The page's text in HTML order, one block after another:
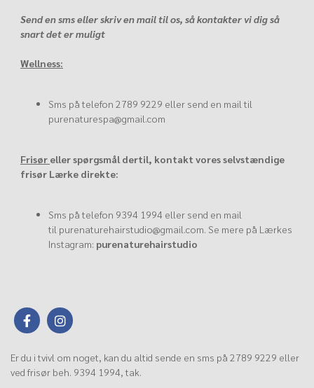
Send en sms eller skriv en mail til os, så kontakter vi dig så
snart det er muligt
Wellness:
Sms på telefon 2789 9229 eller send en mail til
purenaturespa@gmail.com
Frisør eller spørgsmål dertil, kontakt vores selvstændige
frisør Lærke direkte:
Sms på telefon 9394 1994 eller send en mail
til purenaturehairstudio@gmail.com. Se mere på Lærkes
Instagram: purenaturehairstudio
Er du i tvivl om noget, kan du altid sende en sms på 2789 9229 eller
ved frisør beh. 9394 1994, tak.